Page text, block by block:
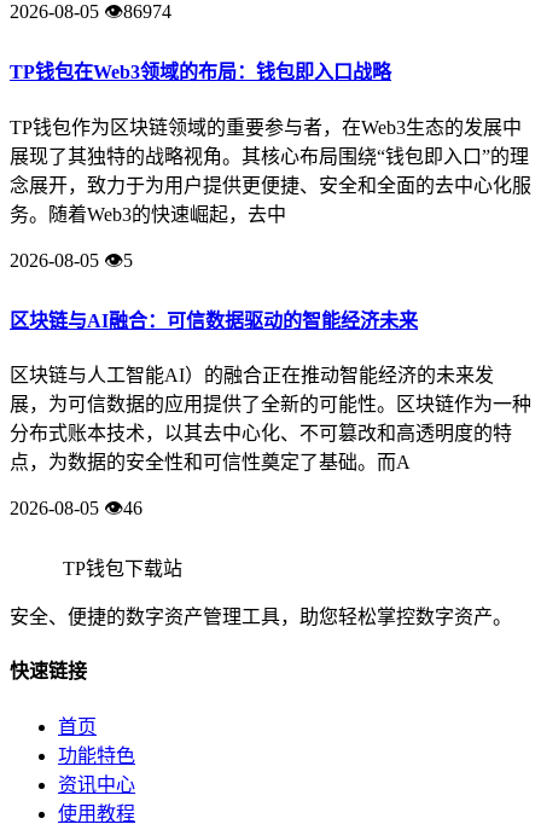
2026-08-05 👁️86974
TP钱包在Web3领域的布局：钱包即入口战略
TP钱包作为区块链领域的重要参与者，在Web3生态的发展中
展现了其独特的战略视角。其核心布局围绕“钱包即入口”的理
念展开，致力于为用户提供更便捷、安全和全面的去中心化服
务。随着Web3的快速崛起，去中
2026-08-05 👁️5
区块链与AI融合：可信数据驱动的智能经济未来
区块链与人工智能AI）的融合正在推动智能经济的未来发
展，为可信数据的应用提供了全新的可能性。区块链作为一种
分布式账本技术，以其去中心化、不可篡改和高透明度的特
点，为数据的安全性和可信性奠定了基础。而A
2026-08-05 👁️46
TP钱包下载站
安全、便捷的数字资产管理工具，助您轻松掌控数字资产。
快速链接
首页
功能特色
资讯中心
使用教程